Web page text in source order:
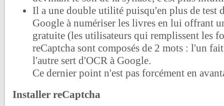
Il a une double utilité puisqu'en plus de test
Google à numériser les livres en lui offrant
gratuite (les utilisateurs qui remplissent les
reCaptcha sont composés de 2 mots : l'un
l'autre sert d'OCR à Google.
Ce dernier point n'est pas forcément en
Installer reCaptcha